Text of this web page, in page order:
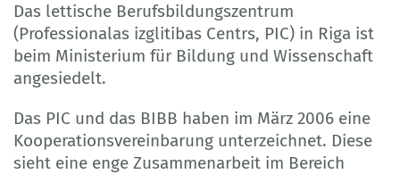
Das lettische Berufsbildungszentrum
(Professionalas izglitibas Centrs, PIC) in Riga ist
beim Ministerium für Bildung und Wissenschaft
angesiedelt.
Das PIC und das BIBB haben im März 2006 eine
Kooperationsvereinbarung unterzeichnet. Diese
sieht eine enge Zusammenarbeit im Bereich